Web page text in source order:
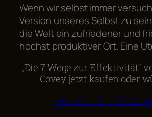
Wenn wir selbst immer
Version unseres Selbst zu
die Welt ein zufriedener und
höchst produktiver Ort. Eine
„Die 7 Wege zur Effektivität“
Covey jetzt kaufen oder
Klicke hier für 3%